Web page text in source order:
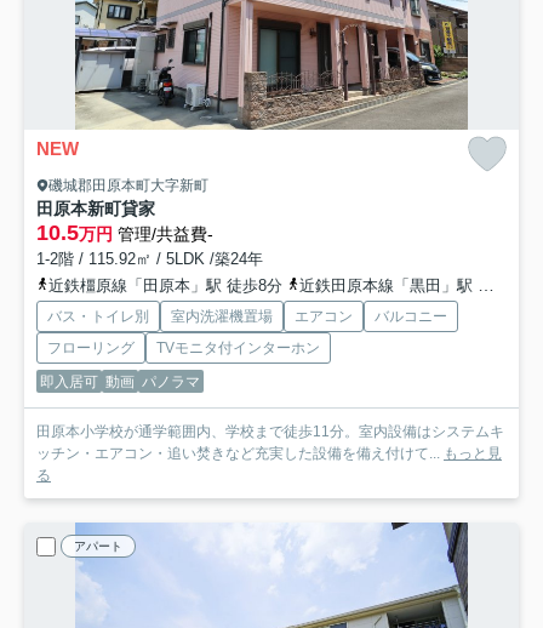
NEW
磯城郡田原本町大字新町
田原本新町貸家
10.5万円 管理/共益費-
1-2階 / 115.92㎡ / 5LDK /築24年
近鉄橿原線「田原本」駅 徒歩8分
近鉄田原本線「黒田」駅 徒歩25分
バス・トイレ別 室内洗濯機置場 エアコン
バルコニー
フローリング
TVモニタ付インターホン
即入居可 動画 パノラマ
田原本小学校が通学範囲内、学校まで徒歩11分。室内設備はシステムキ
ッチン・エアコン・追い焚きなど充実した設備を備え付けて...
もっと見
る
アパート